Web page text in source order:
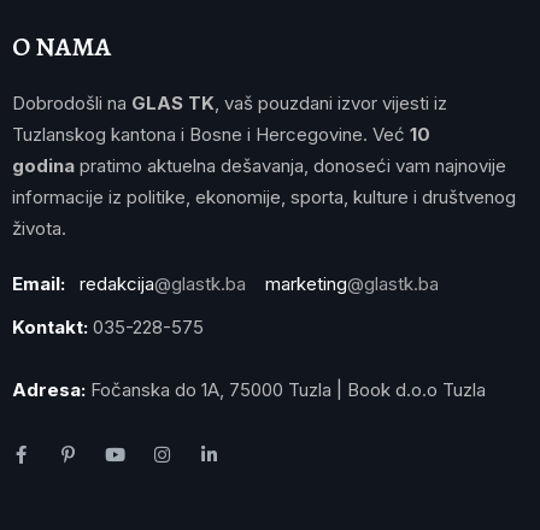
O NAMA
Dobrodošli na GLAS TK , vaš pouzdani izvor vijesti iz
Tuzlanskog kantona i Bosne i Hercegovine. Već 10
godina pratimo aktuelna dešavanja, donoseći vam najnovije
informacije iz politike, ekonomije, sporta, kulture i društvenog
života.
Email: redakcija@glastk.ba marketing@glastk.ba
Kontakt: 035-228-575
Adresa: Fočanska do 1A, 75000 Tuzla | Book d.o.o Tuzla